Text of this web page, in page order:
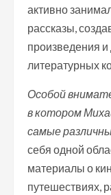
активно
рассказы,
произведения
литературных
Особой
в котором
самые
себя одной
материалы о
путешествиях,